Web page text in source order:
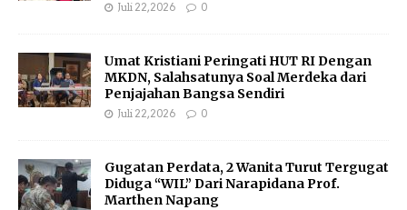
Juli 22, 2026 0
Umat Kristiani Peringati HUT RI Dengan
MKDN, Salahsatunya Soal Merdeka dari
Penjajahan Bangsa Sendiri
Juli 22, 2026 0
Gugatan Perdata, 2 Wanita Turut Tergugat
Diduga “WIL” Dari Narapidana Prof.
Marthen Napang